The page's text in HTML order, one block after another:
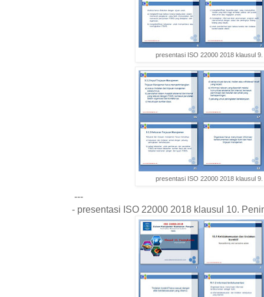
presentasi ISO 22000 2018 klausul
presentasi ISO 22000 2018 klausul
---
- presentasi ISO 22000 2018 klausul 10.